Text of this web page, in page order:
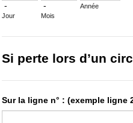
-
Jour
-
Mois
Année
Si perte lors d’un
Sur la ligne n° : (exemple ligne